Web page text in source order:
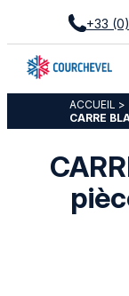
+33
ACCUEIL >
CARRE